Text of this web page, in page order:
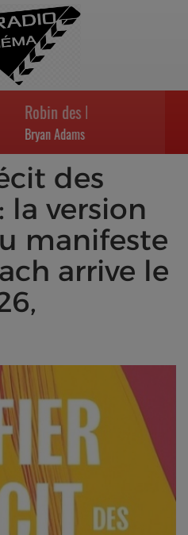
Robin des Bois, prince des
Bryan Adams
des
la version
manifeste
arrive le